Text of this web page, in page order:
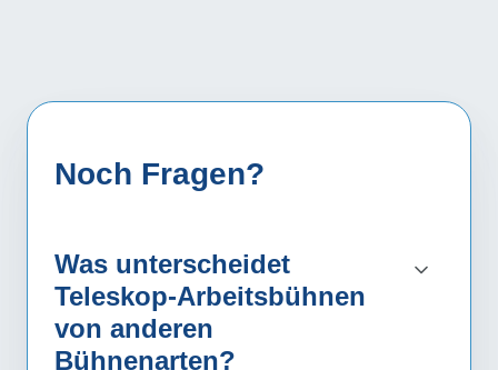
Noch Fragen?
Was unterscheidet
Teleskop-Arbeitsbühnen
von anderen
Bühnenarten?